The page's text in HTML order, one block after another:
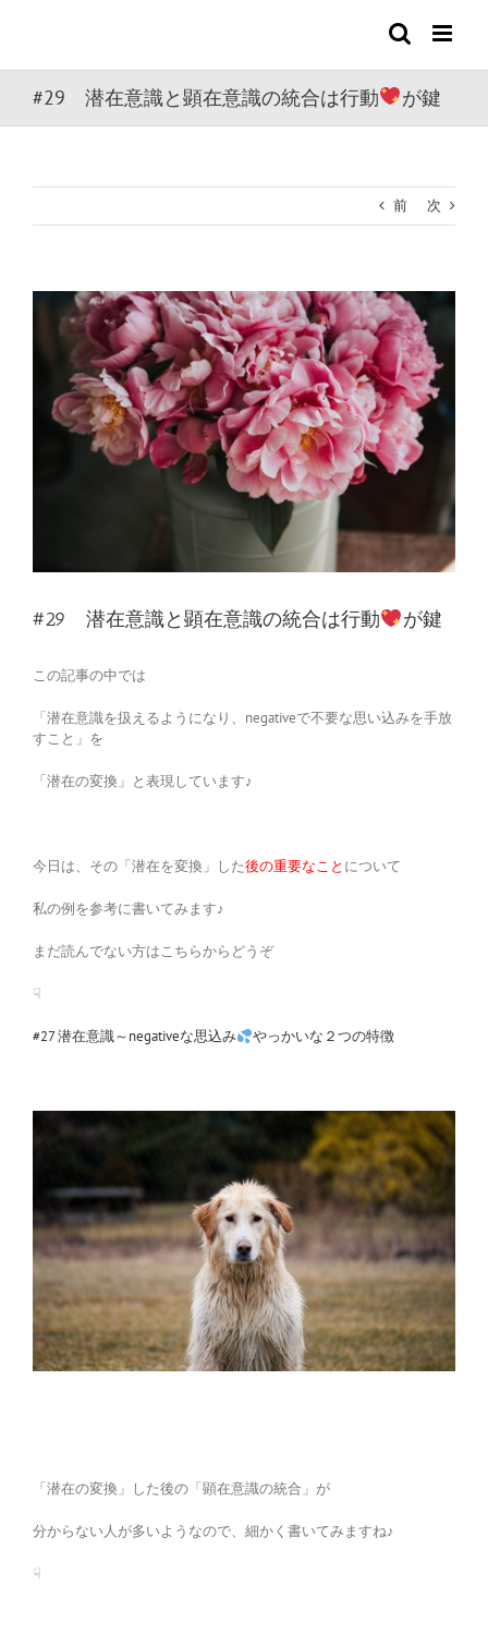
#29 潜在意識と顕在意識の統合は行動 が鍵
前 次
Larger
Image
#29 潜在意識と顕在意識の統合は行動 が鍵
この記事の中では
「潜在意識を扱えるようになり、negativeで不要な思い込みを手放
すこと」を
「潜在の変換」と表現しています♪
今日は、その「潜在を変換」した後の重要なこと について
私の例を参考に書いてみます♪
まだ読んでない方はこちらからどうぞ
☟
#27 潜在意識～negativeな思込み やっかいな２つの特徴
「潜在の変換」した後の「顕在意識の統合」が
分からない人が多いようなので、細かく書いてみますね♪
☟